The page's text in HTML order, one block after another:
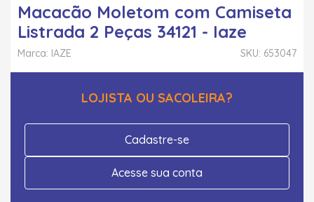
Macacão Moletom com Camiseta
Listrada 2 Peças 34121 - Iaze
SKU: 653047
Marca: IAZE
LOJISTA OU SACOLEIRA?
Cadastre-se
Acesse sua conta